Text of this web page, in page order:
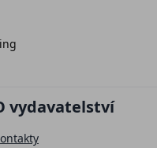
vydavatelství